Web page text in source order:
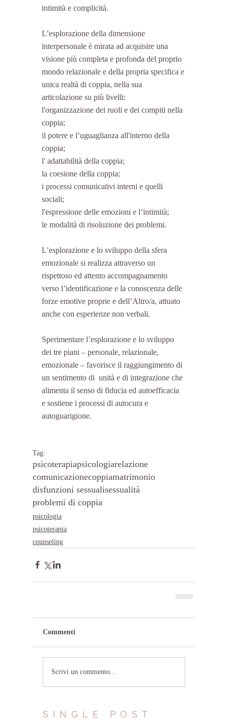
intimità e complicità.
L’esplorazione della dimensione
interpersonale è mirata ad acquisire una
visione più completa e profonda del proprio
mondo relazionale e della propria specifica e
unica realtà di coppia, nella sua
articolazione su più livelli:
l'organizzazione dei ruoli e dei compiti nella
coppia;
il potere e l’uguaglianza all'interno della
coppia;
l' adattabilità della coppia;
la coesione della coppia;
i processi comunicativi interni e quelli
sociali;
l'espressione delle emozioni e l’intimità;
le modalità di risoluzione dei problemi.
L’esplorazione e lo sviluppo della sfera
emozionale si realizza attraverso un
rispettoso ed attento accompagnamento
verso l’identificazione e la conoscenza delle
forze emotive proprie e dell’Altro/a, attuato
anche con esperienze non verbali.
Sperimentare l’esplorazione e lo sviluppo
dei tre piani – personale, relazionale,
emozionale – favorisce il raggiungimento di
un sentimento di  unità e di integrazione che
alimenta il senso di fiducia ed autoefficacia
e sostiene i processi di autocura e
autoguarigione.
Tag:
psicoterapiapsicologiarelazione
comunicazionecoppiamatrimonio
disfunzioni sessualisessualità
problemi di coppia
psicologia
psicoterapia
counseling
Commenti
Scrivi un commento...
SINGLE POST